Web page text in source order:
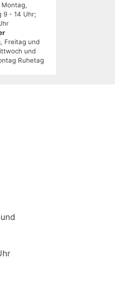
9 - 14 Uhr;
Freitag und
und
Ruhetag